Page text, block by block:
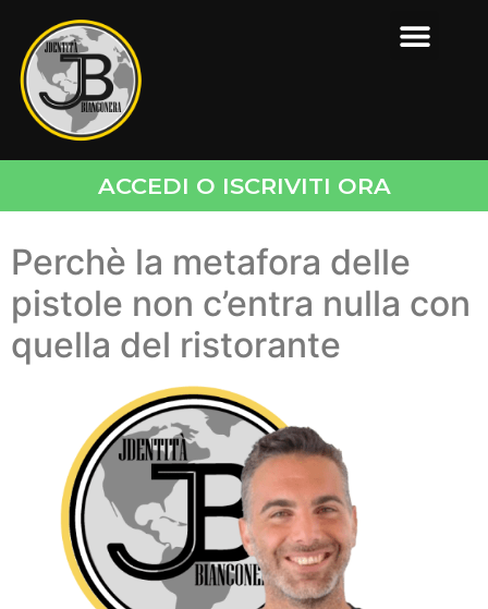
ACCEDI O ISCRIVITI ORA
Perchè la metafora delle
pistole non c’entra nulla con
quella del ristorante